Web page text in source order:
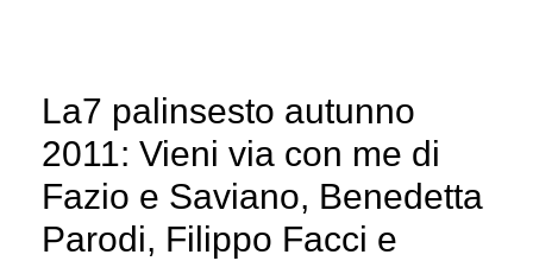
La7 palinsesto autunno
2011: Vieni via con me di
Fazio e Saviano, Benedetta
Parodi, Filippo Facci e